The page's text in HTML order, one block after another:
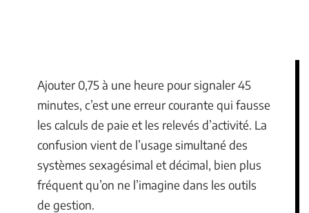
Ajouter 0,75 à une heure pour signaler 45
minutes, c’est une erreur courante qui fausse
les calculs de paie et les relevés d’activité. La
confusion vient de l’usage simultané des
systèmes sexagésimal et décimal, bien plus
fréquent qu’on ne l’imagine dans les outils
de gestion.